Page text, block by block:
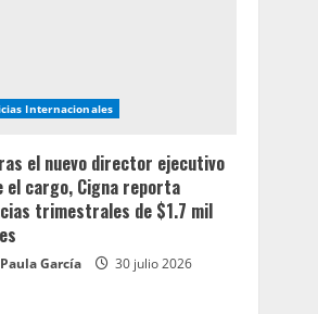
Internacionales
el nuevo director ejecutivo
el cargo, Cigna reporta
trimestrales de $1.7 mil
García 30 julio 2026